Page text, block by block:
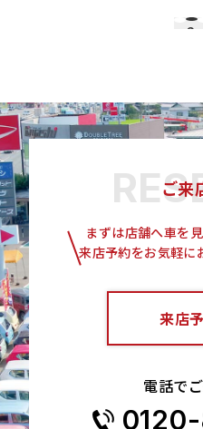
2
ご来
まずは店舗へ車を
来店予約をお気軽に
来店
電話で